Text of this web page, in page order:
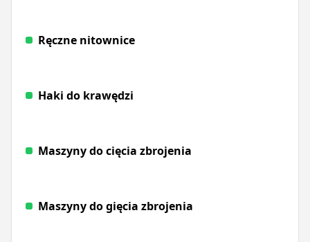
Ręczne nitownice
Haki do krawędzi
Maszyny do cięcia zbrojenia
Maszyny do gięcia zbrojenia